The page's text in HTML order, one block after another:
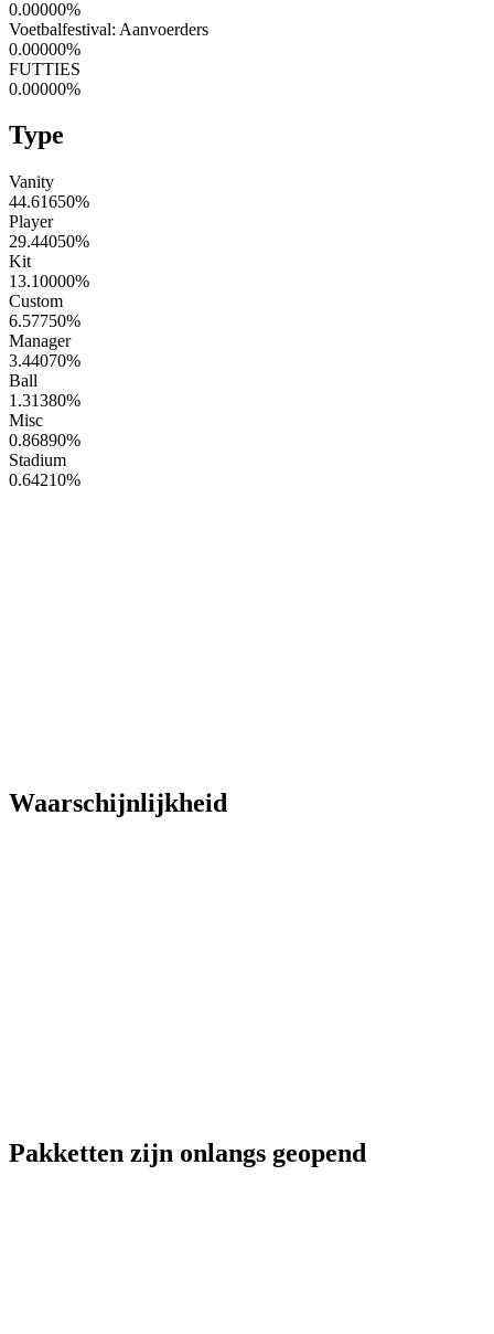
0.00000%
Voetbalfestival: Aanvoerders
0.00000%
FUTTIES
0.00000%
Type
Vanity
44.61650%
Player
29.44050%
Kit
13.10000%
Custom
6.57750%
Manager
3.44070%
Ball
1.31380%
Misc
0.86890%
Stadium
0.64210%
Waarschijnlijkheid
Pakketten zijn onlangs geopend